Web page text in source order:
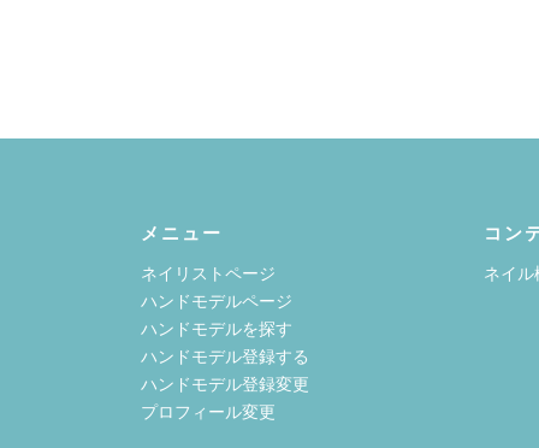
メニュー
ネイリストページ
ハンドモデルページ
ハンドモデルを探す
ハンドモデル登録する
ハンドモデル登録変更
プロフィール変更
コン
ネイル